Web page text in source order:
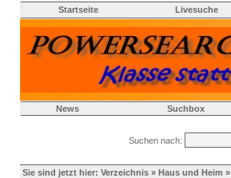
Startseite Livesuche
News Suchbox
Suchen nach:
Sie sind jetzt hier: Verzeichnis » Haus und Heim